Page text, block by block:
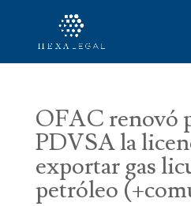
OFAC renovó
PDVSA la
exportar gas
petróleo